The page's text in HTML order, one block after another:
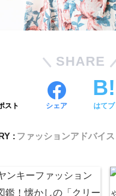
SHARE
スト シェア はてブ
: ファッションアドバイス